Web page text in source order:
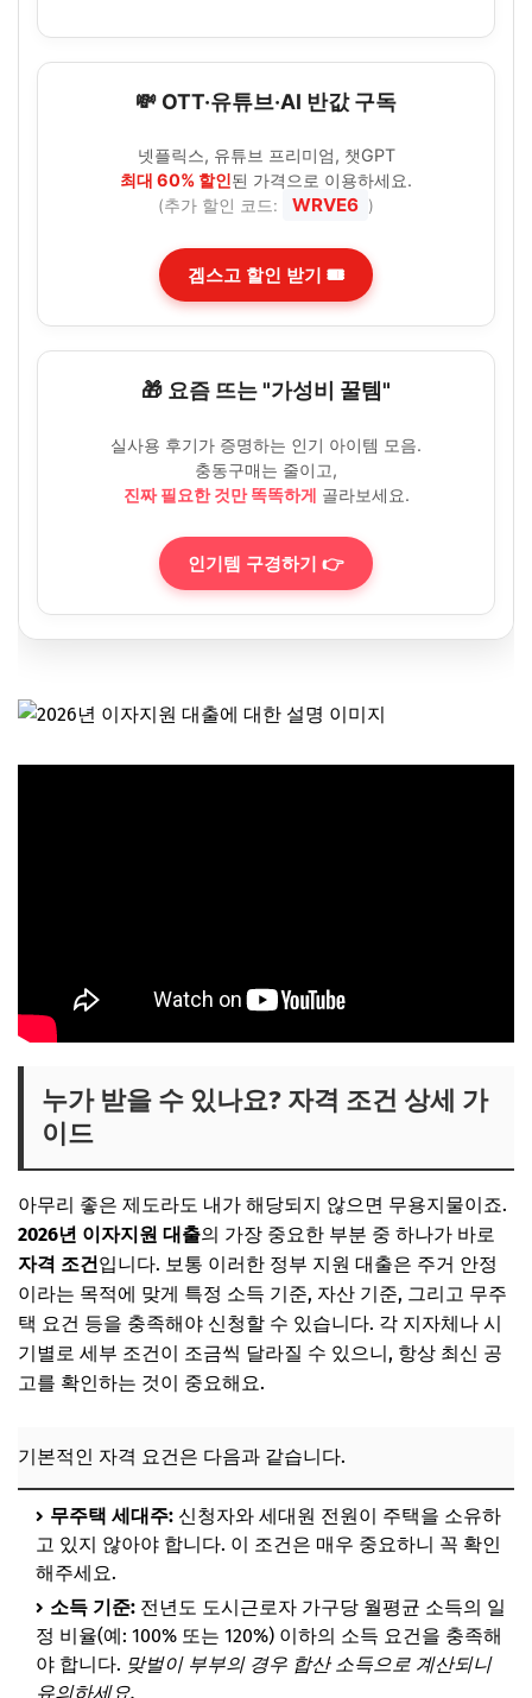
💸 OTT·유튜브·AI 반값 구독
넷플릭스, 유튜브 프리미엄, 챗GPT
최대 60% 할인된 가격으로 이용하세요.
(추가 할인 코드: WRVE6 )
겜스고 할인 받기 🎟️
🎁 요즘 뜨는 "가성비 꿀템"
실사용 후기가 증명하는 인기 아이템 모음.
충동구매는 줄이고,
진짜 필요한 것만 똑똑하게 골라보세요.
인기템 구경하기 👉
누가 받을 수 있나요? 자격 조건 상세 가
이드
아무리 좋은 제도라도 내가 해당되지 않으면 무용지물이죠.
2026년 이자지원 대출의 가장 중요한 부분 중 하나가 바로
자격 조건입니다. 보통 이러한 정부 지원 대출은 주거 안정
이라는 목적에 맞게 특정 소득 기준, 자산 기준, 그리고 무주
택 요건 등을 충족해야 신청할 수 있습니다. 각 지자체나 시
기별로 세부 조건이 조금씩 달라질 수 있으니, 항상 최신 공
고를 확인하는 것이 중요해요.
기본적인 자격 요건은 다음과 같습니다.
무주택 세대주: 신청자와 세대원 전원이 주택을 소유하
고 있지 않아야 합니다. 이 조건은 매우 중요하니 꼭 확인
해주세요.
소득 기준: 전년도 도시근로자 가구당 월평균 소득의 일
정 비율(예: 100% 또는 120%) 이하의 소득 요건을 충족해
야 합니다. 맞벌이 부부의 경우 합산 소득으로 계산되니
유의하세요.